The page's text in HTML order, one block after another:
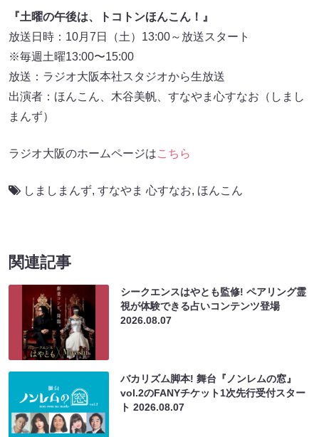
『土曜の午後は、トコトンほんこん！』
放送日時：10月7日（土）13:00～放送スタート
※毎週⼟曜13:00〜15:00
放送：ラジオ⼤阪本社スタジオから⽣放送
出演者：ほんこん、⽊⾕美帆、すなやま⼼すなお（しまし
まんず）
ラジオ⼤阪のホームページはこちら
しましまんず, すなやま 心すなお, ほんこん
関連記事
シークエンスはやとも監修! ペアリング霊
視が体験できる占いコンテンツ登場
2026.08.07
バカリズム脚本! 舞台『ノンレムの窓』
vol.2のFANYチケット1次先行受付スター
ト2026.08.07